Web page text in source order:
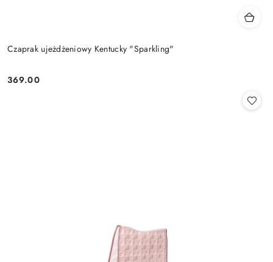
Czaprak ujeżdżeniowy Kentucky "Sparkling"
Cena:
369.00